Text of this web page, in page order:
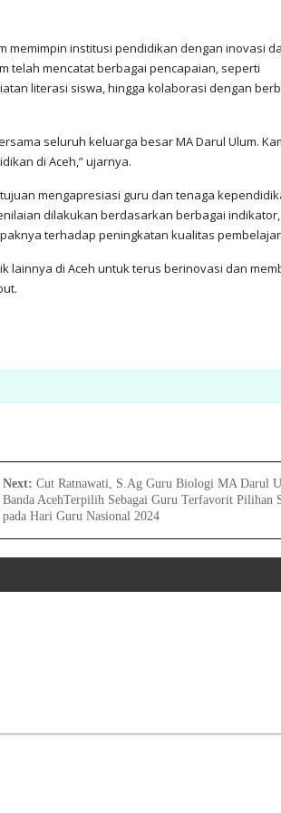
memimpin institusi pendidikan dengan inovasi
telah mencatat berbagai pencapaian, seperti
literasi siswa, hingga kolaborasi dengan
seluruh keluarga besar MA Darul Ulum.
di Aceh,” ujarnya.
mengapresiasi guru dan tenaga
dilakukan berdasarkan berbagai indikator,
terhadap peningkatan kualitas
lainnya di Aceh untuk terus berinovasi dan
Next:Cut Ratnawati, S.Ag Guru Biologi MA Darul
Banda AcehTerpilih Sebagai Guru Terfavorit Pilihan
pada Hari Guru Nasional 2024